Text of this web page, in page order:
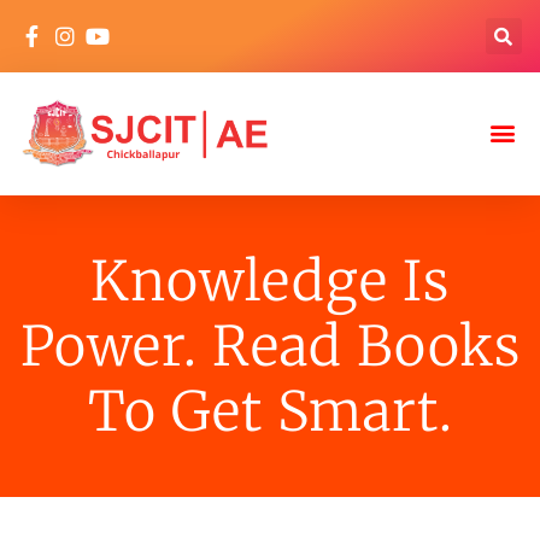
Knowledge Is
Power. Read Books
To Get Smart.